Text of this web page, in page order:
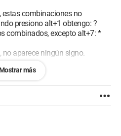
estas combinaciones no
presiono alt+1 obtengo: ?
combinados, excepto alt+7: *
no aparece ningún signo.
Explorer 9.0
Mostrar más